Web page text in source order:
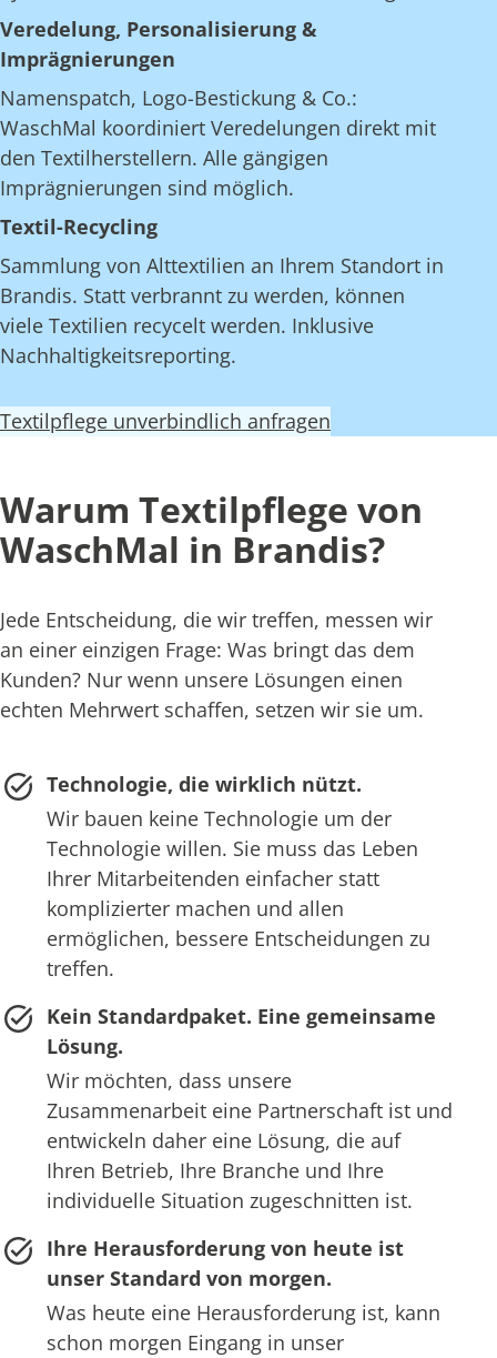
Veredelung, Personalisierung &
Imprägnierungen
Namenspatch, Logo-Bestickung & Co.:
WaschMal koordiniert Veredelungen direkt mit
den Textilherstellern. Alle gängigen
Imprägnierungen sind möglich.
Textil-Recycling
Sammlung von Alttextilien an Ihrem Standort in
Brandis. Statt verbrannt zu werden, können
viele Textilien recycelt werden. Inklusive
Nachhaltigkeitsreporting.
Textilpflege unverbindlich anfragen
Warum Textilpflege von
WaschMal in Brandis?
Jede Entscheidung, die wir treffen, messen wir
an einer einzigen Frage: Was bringt das dem
Kunden? Nur wenn unsere Lösungen einen
echten Mehrwert schaffen, setzen wir sie um.
Technologie, die wirklich nützt.
Wir bauen keine Technologie um der
Technologie willen. Sie muss das Leben
Ihrer Mitarbeitenden einfacher statt
komplizierter machen und allen
ermöglichen, bessere Entscheidungen zu
treffen.
Kein Standardpaket. Eine gemeinsame
Lösung.
Wir möchten, dass unsere
Zusammenarbeit eine Partnerschaft ist und
entwickeln daher eine Lösung, die auf
Ihren Betrieb, Ihre Branche und Ihre
individuelle Situation zugeschnitten ist.
Ihre Herausforderung von heute ist
unser Standard von morgen.
Was heute eine Herausforderung ist, kann
schon morgen Eingang in unser